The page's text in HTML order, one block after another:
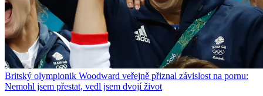
Britský olympionik Woodward veřejně přiznal závislost na pornu:
Nemohl jsem přestat, vedl jsem dvojí život